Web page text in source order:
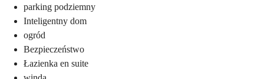
parking podziemny
Inteligentny dom
ogród
Bezpieczeństwo
Łazienka en suite